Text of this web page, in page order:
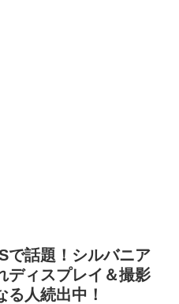
で話題！シルバニア
ディスプレイ＆撮影
る人続出中！